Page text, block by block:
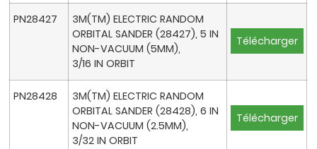
PN28427
3M(TM) ELECTRIC RANDOM
ORBITAL SANDER (28427), 5 IN
NON-VACUUM (5MM),
3/16 IN ORBIT
Télécharger
PN28428
3M(TM) ELECTRIC RANDOM
ORBITAL SANDER (28428), 6 IN
NON-VACUUM (2.5MM),
3/32 IN ORBIT
Télécharger